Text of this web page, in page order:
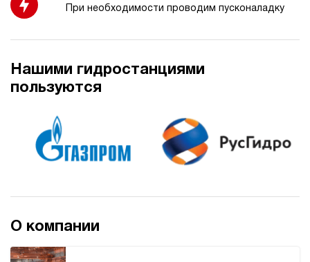
При необходимости проводим пусконаладку
Нашими гидростанциями
пользуются
О компании